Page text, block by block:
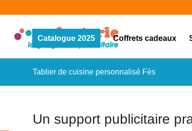
Catalogue 2025 Coffrets cadeaux
Tablier de cuisine personnalisé Fès
Un support publicitaire